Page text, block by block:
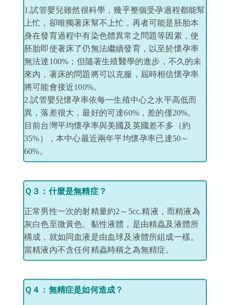
1.試管嬰兒雖然很科學，幾乎整個受孕過程都能幫
上忙，卻唯獨著床幫不上忙，再者可能是胚胎本
身在發育過程中有染色體異常之問題等因素，使
胚胎即使著床了仍無法繼續發育，以至於懷孕率
無法達100%；但隨著生殖醫學的進步，不久的未
來內，著床的問題將可以克服，屆時相信懷孕率
將可能會接近100%。
2.試管嬰兒懷孕率依每一生殖中心之水平高低而
異，落差很大，最好的可達60%，差的僅20%。
目前台灣平均懷孕率與美國及英國差不多（約
35%），本中心最近兩年平均懷孕率已達50～
60%。
Ｑ３：什麼是無精症？
正常男性一次的射精量約2～5cc.精液，而精液為
灰白色至微黃色、黏性液體，是由精蟲及液體所
構成，就如同血液是由血球及液體所組成一樣。
當精液內不含任何精蟲時稱之為無精症。
Ｑ４：無精症是如何造成？